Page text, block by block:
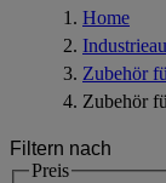
Home
Zubehör
Zubehör
Filtern nach
Preis